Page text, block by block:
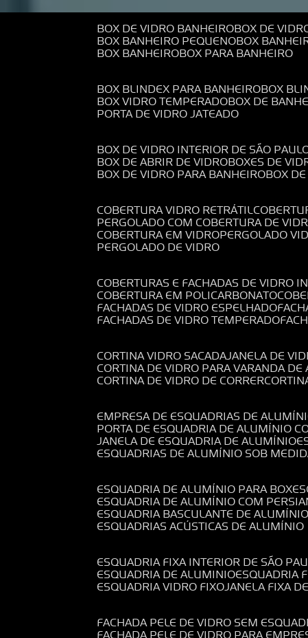
BOX DE VIDRO BANHEIRO BOX DE
BOX BANHEIRO PEQUENO BOX
BOX BANHEIRO BOX PARA BANHEIRO
BOX BLINDEX PARA BANHEIRO BOX
BOX VIDRO TEMPERADO BOX DE
PORTA DE VIDRO JATEADO
BOX DE VIDRO INTERIOR DE SÃO
BOX DE ABRIR DE VIDRO BOXES DE
BOX DE VIDRO PARA BANHEIRO BOX
COBERTURA VIDRO RETRÁTIL
PERGOLADO COM COBERTURA DE
COBERTURA EM VIDRO PERGOLADO
PERGOLADO DE VIDRO
COBERTURAS E FACHADAS DE VIDRO
COBERTURA EM POLICARBONATO
FACHADAS DE VIDRO ESPELHADO
FACHADAS DE VIDRO TEMPERADO
CORTINA VIDRO SACADA JANELA DE
CORTINA DE VIDRO PARA VARANDA
CORTINA DE VIDRO DE CORRER
EMPRESA DE ESQUADRIAS DE
PORTA DE ESQUADRIA DE ALUMÍNIO
JANELA DE ESQUADRIA DE ALUMÍNIO
ESQUADRIAS DE ALUMÍNIO SOB
ESQUADRIA DE ALUMÍNIO PARA BOX
ESQUADRIA DE ALUMÍNIO COM
ESQUADRIA BASCULANTE DE ALUMÍNIO
ESQUADRIAS ACÚSTICAS DE ALUMÍNIO
ESQUADRIA FIXA INTERIOR DE SÃO
ESQUADRIA DE ALUMINIO
ESQUADRIA VIDRO FIXO JANELA FIXA
FACHADA PELE DE VIDRO SEM